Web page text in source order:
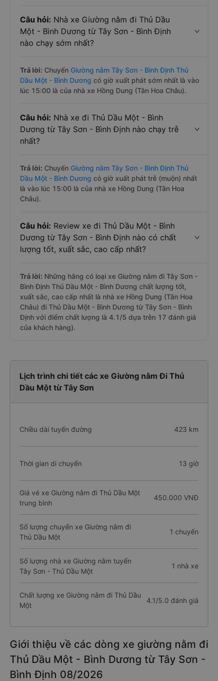
Câu hỏi: Nhà xe Giường nằm đi Thủ Dầu
Một - Bình Dương từ Tây Sơn - Bình Định
nào chạy sớm nhất?
Trả lời: Chuyến Giường nằm Tây Sơn - Bình Định Thủ
Dầu Một - Bình Dương có giờ xuất phát sớm nhất là vào
lúc 15:00 là của nhà xe Hồng Dung (Tân Hoa Châu).
Câu hỏi: Nhà xe đi Thủ Dầu Một - Bình
Dương từ Tây Sơn - Bình Định nào chạy trễ
nhất?
Trả lời: Chuyến Giường nằm Tây Sơn - Bình Định Thủ
Dầu Một - Bình Dương có giờ xuất phát trễ (muộn) nhất
là vào lúc 15:00 là của nhà xe Hồng Dung (Tân Hoa
Châu).
Câu hỏi: Review xe đi Thủ Dầu Một - Bình
Dương từ Tây Sơn - Bình Định nào có chất
lượng tốt, xuất sắc, cao cấp nhất?
Trả lời: Những hãng có loại xe Giường nằm đi Tây Sơn -
Bình Định Thủ Dầu Một - Bình Dương chất lượng tốt,
xuất sắc, cao cấp nhất là nhà xe Hồng Dung (Tân Hoa
Châu) đi Thủ Dầu Một - Bình Dương từ Tây Sơn - Bình
Định với điểm chất lượng là 4.1/5 dựa trên 17 đánh giá
của khách hàng).
Lịch trình chi tiết các xe Giường nằm Đi Thủ
Dầu Một từ Tây Sơn
Chiều dài tuyến đường 423 km
Thời gian di chuyển 13 giờ
Giá vé xe Giường nằm đi Thủ Dầu Một
trung bình
450.000 VNĐ
Số lượng chuyến xe Giường nằm đi
Thủ Dầu Một
1 chuyến
Số lượng nhà xe Giường nằm tuyến
Tây Sơn - Thủ Dầu Một
1 nhà xe
Chất lượng xe Giường nằm đi Thủ Dầu
Một
4.1/5.0 đánh giá
Giới thiệu về các dòng xe giường nằm đi
Thủ Dầu Một - Bình Dương từ Tây Sơn -
Bình Định 08/2026